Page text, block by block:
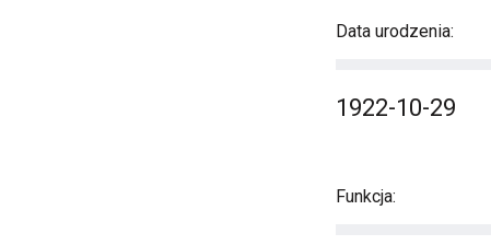
Data urodzenia:
1922-10-29
Funkcja: